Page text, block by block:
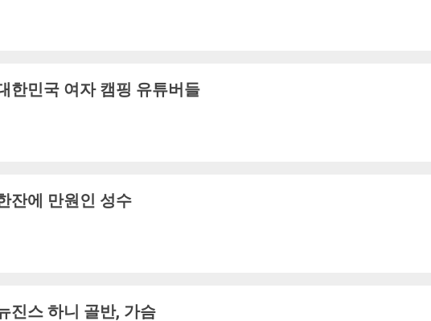
한민국 여자 캠핑 유튜버들
잔에 만원인 성수
진스 하니 골반, 가슴